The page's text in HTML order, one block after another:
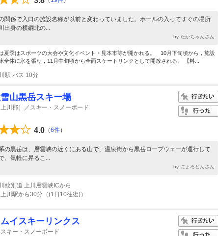
関係で入口の施設名称が以前と変わっていました。ホールの入ってすぐの場所
出身の横綱北の...
by たかちゃんさん
夏季はスポーツの大会や文化イベント・見本市等が開かれる。 10月下旬頃から，施設
全体に氷を張り，11月中旬頃から全面スケートリンクとして開放される。 【料...
駅 バス 10分
山黒岳スキー場
川郡）／スキー・スノーボード
4.0 （6件）
の黒岳は、層雲峡の近くにある山で、温泉街から黒岳ロープウェーが運行して
、気軽に昇るこ...
by にょろどんさん
紋別道 上川層雲峡ICから
川駅から30分（(1日10往復)）
イスキーリンクス
キー・スノーボード